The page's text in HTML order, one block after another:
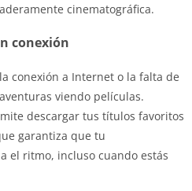
cinematográfica.
conexión
conexión a Internet o la falta de
viendo películas.
descargar tus títulos favoritos
garantiza que tu
el ritmo, incluso cuando estás